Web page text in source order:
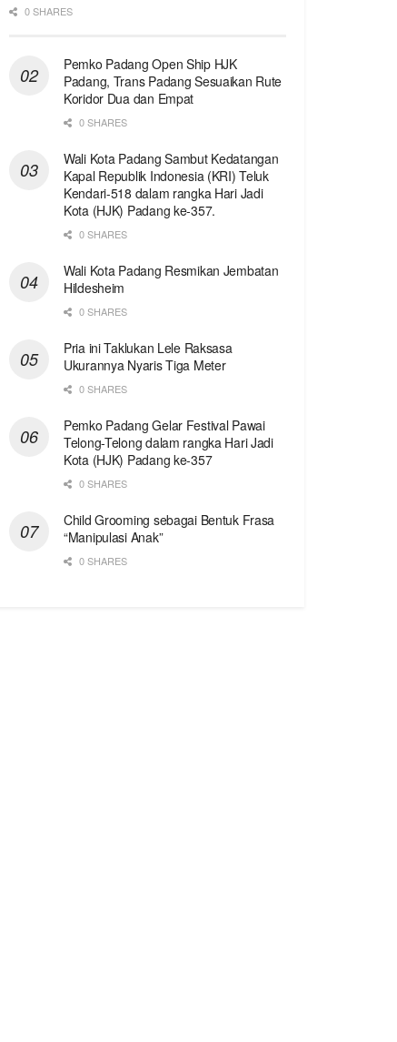
0 SHARES
Pemko Padang Open Ship HJK
Padang, Trans Padang Sesuaikan Rute
Koridor Dua dan Empat
0 SHARES
Wali Kota Padang Sambut Kedatangan
Kapal Republik Indonesia (KRI) Teluk
Kendari-518 dalam rangka Hari Jadi
Kota (HJK) Padang ke-357.
0 SHARES
Wali Kota Padang Resmikan Jembatan
Hildesheim
0 SHARES
Pria ini Taklukan Lele Raksasa
Ukurannya Nyaris Tiga Meter
0 SHARES
Pemko Padang Gelar Festival Pawai
Telong-Telong dalam rangka Hari Jadi
Kota (HJK) Padang ke-357
0 SHARES
Child Grooming sebagai Bentuk Frasa
“Manipulasi Anak”
0 SHARES